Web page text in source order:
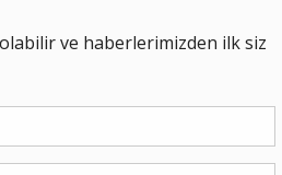
paylaşılmama
analizlerinin açıklanması